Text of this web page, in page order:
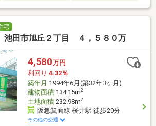
宅
田市旭丘２丁目 ４，５８０万
4,580万円
利回り 4.32％
築年月 1994年6月(築32年3ヶ月)
建物面積134.15m2
土地面積232.98m2
阪急箕面線 桜井駅 徒歩20分
その他の交通